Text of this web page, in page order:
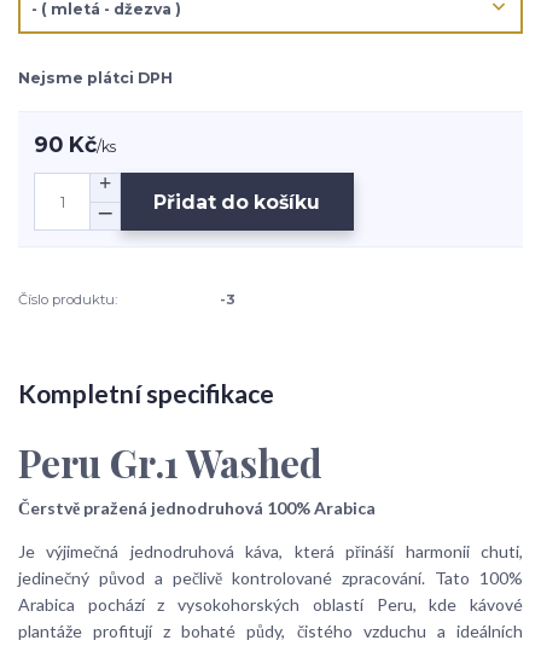
Nejsme plátci DPH
90 Kč/ks
Přidat do košíku
Číslo produktu: -3
Kompletní specifikace
Peru Gr.1 Washed
Čerstvě pražená jednodruhová 100% Arabica
Je výjimečná jednodruhová káva, která přináší harmonii chuti,
jedinečný původ a pečlivě kontrolované zpracování. Tato 100%
Arabica pochází z vysokohorských oblastí Peru, kde kávové
plantáže profitují z bohaté půdy, čistého vzduchu a ideálních